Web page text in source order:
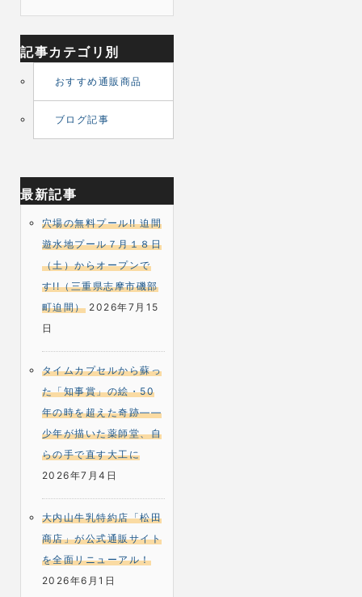
記事カテゴリ別
おすすめ通販商品
ブログ記事
最新記事
穴場の無料プール!! 迫間
遊水地プール７月１８日
（土）からオープンで
す!!（三重県志摩市磯部
町迫間） 2026年7月15
日
タイムカプセルから蘇っ
た「知事賞」の絵・50
年の時を超えた奇跡――
少年が描いた薬師堂、自
らの手で直す大工に
2026年7月4日
大内山牛乳特約店「松田
商店」が公式通販サイト
を全面リニューアル！
2026年6月1日